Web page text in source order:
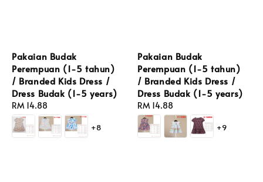
Pakaian Budak
Perempuan (1-5 tahun)
/ Branded Kids Dress /
Dress Budak (1-5 years)
Regular
price
RM 14.88
+8
Pakaian Budak
Perempuan (1-5 tahun)
/ Branded Kids Dress /
Dress Budak (1-5 years)
Regular
price
RM 14.88
+9